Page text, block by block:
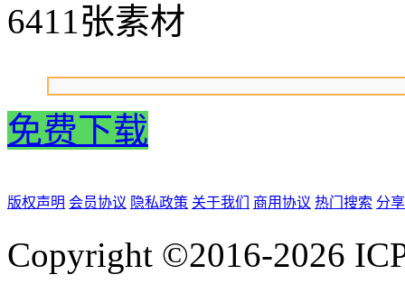
6411张素材
免费下载
版权声明 会员协议 隐私政策 关于我们 商用协议 热门搜索 分
Copyright ©2016-2026